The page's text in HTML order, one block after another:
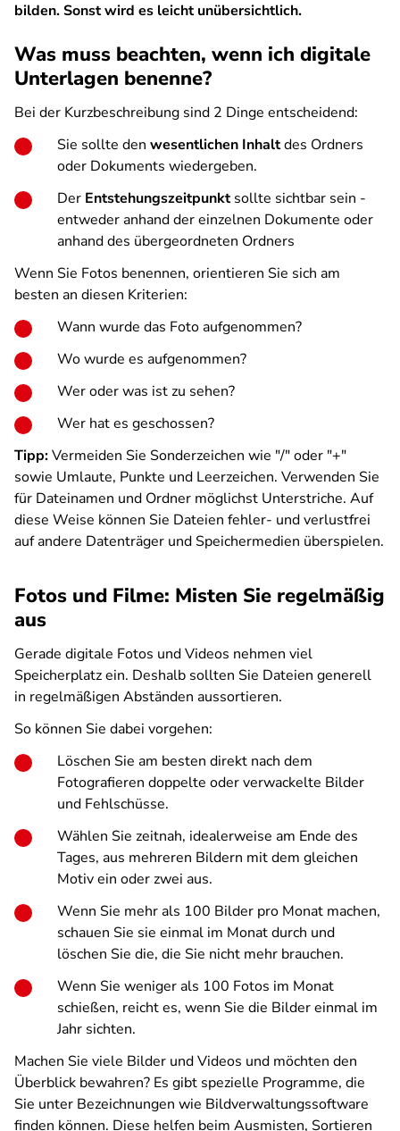
bilden. Sonst wird es leicht unübersichtlich.
Was muss beachten, wenn ich digitale
Unterlagen benenne?
Bei der Kurzbeschreibung sind 2 Dinge entscheidend:
Sie sollte den wesentlichen Inhaltdes Ordners
oder Dokuments wiedergeben.
Der Entstehungszeitpunktsollte sichtbar sein -
entweder anhand der einzelnen Dokumente oder
anhand des übergeordneten Ordners
Wenn Sie Fotos benennen, orientieren Sie sich am
besten an diesen Kriterien:
Wann wurde das Foto aufgenommen?
Wo wurde es aufgenommen?
Wer oder was ist zu sehen?
Wer hat es geschossen?
Tipp:Vermeiden Sie Sonderzeichen wie "/" oder "+"
sowie Umlaute, Punkte und Leerzeichen. Verwenden Sie
für Dateinamen und Ordner möglichst Unterstriche. Auf
diese Weise können Sie Dateien fehler- und verlustfrei
auf andere Datenträger und Speichermedien überspielen.
Fotos und Filme: Misten Sie regelmäßig
aus
Gerade digitale Fotos und Videos nehmen viel
Speicherplatz ein. Deshalb sollten Sie Dateien generell
in regelmäßigen Abständen aussortieren.
So können Sie dabei vorgehen:
Löschen Sie am besten direkt nach dem
Fotografieren doppelte oder verwackelte Bilder
und Fehlschüsse.
Wählen Sie zeitnah, idealerweise am Ende des
Tages, aus mehreren Bildern mit dem gleichen
Motiv ein oder zwei aus.
Wenn Sie mehr als 100 Bilder pro Monat machen,
schauen Sie sie einmal im Monat durch und
löschen Sie die, die Sie nicht mehr brauchen.
Wenn Sie weniger als 100 Fotos im Monat
schießen, reicht es, wenn Sie die Bilder einmal im
Jahr sichten.
Machen Sie viele Bilder und Videos und möchten den
Überblick bewahren? Es gibt spezielle Programme, die
Sie unter Bezeichnungen wie Bildverwaltungssoftware
finden können. Diese helfen beim Ausmisten, Sortieren